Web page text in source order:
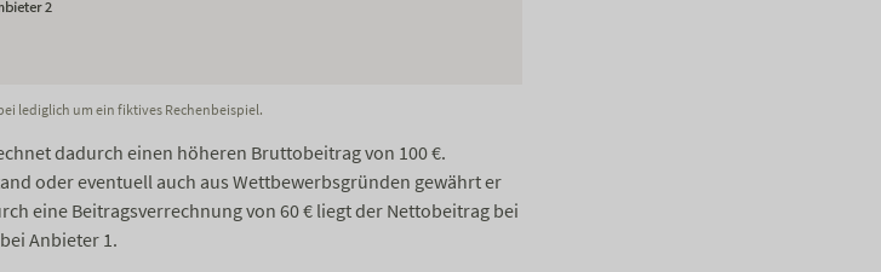
lediglich um ein fiktives Rechenbeispiel.
dadurch einen höheren Bruttobeitrag von 100 €.
oder eventuell auch aus Wettbewerbsgründen gewährt er
eine Beitragsverrechnung von 60 € liegt der Nettobeitrag bei
Anbieter 1.